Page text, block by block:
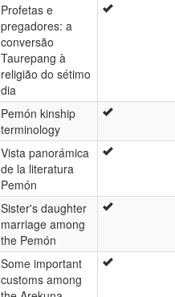
Profetas e
pregadores: a
conversão
Taurepang à
religião do sétimo
dia
Pemón kinship
terminology
Vista panorámica
de la literatura
Pemón
Sister's daughter
marriage among
the Pemón
Some important
customs among